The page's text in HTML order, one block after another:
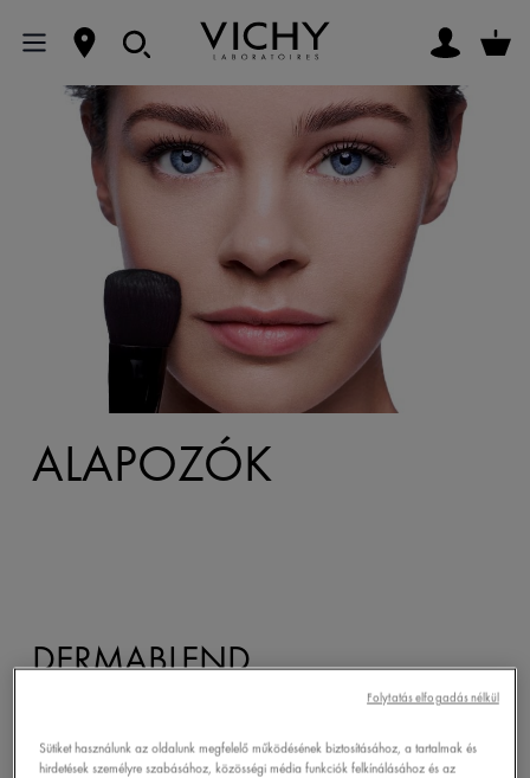
ALAPOZÓK
DERMABLEND
Sütiket használunk az oldalunk megfelelő működésének biztosításához, a tartalmak és
hirdetések személyre szabásához, közösségi média funkciók felkínálásához és az
Folytatás elfogadás nélkül